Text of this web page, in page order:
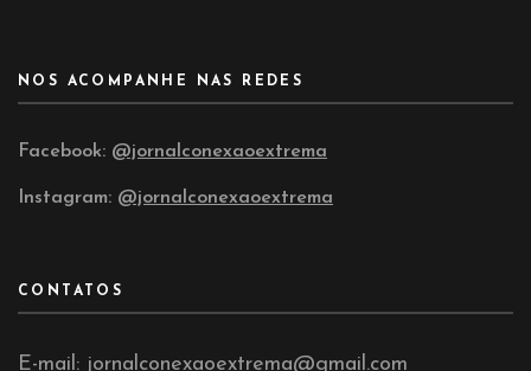
NOS ACOMPANHE NAS REDES
Facebook: @jornalconexaoextrema
Instagram: @jornalconexaoextrema
CONTATOS
E-mail: jornalconexaoextrema@gmail.com